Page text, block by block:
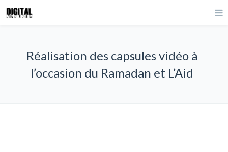
Réalisation des capsules vidéo à
l’occasion du Ramadan et L’Aid